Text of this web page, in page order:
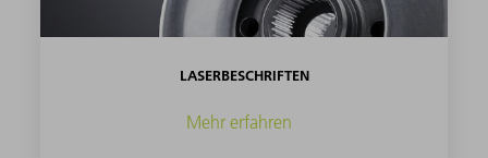
LASERBESCHRIFTEN
Mehr erfahren